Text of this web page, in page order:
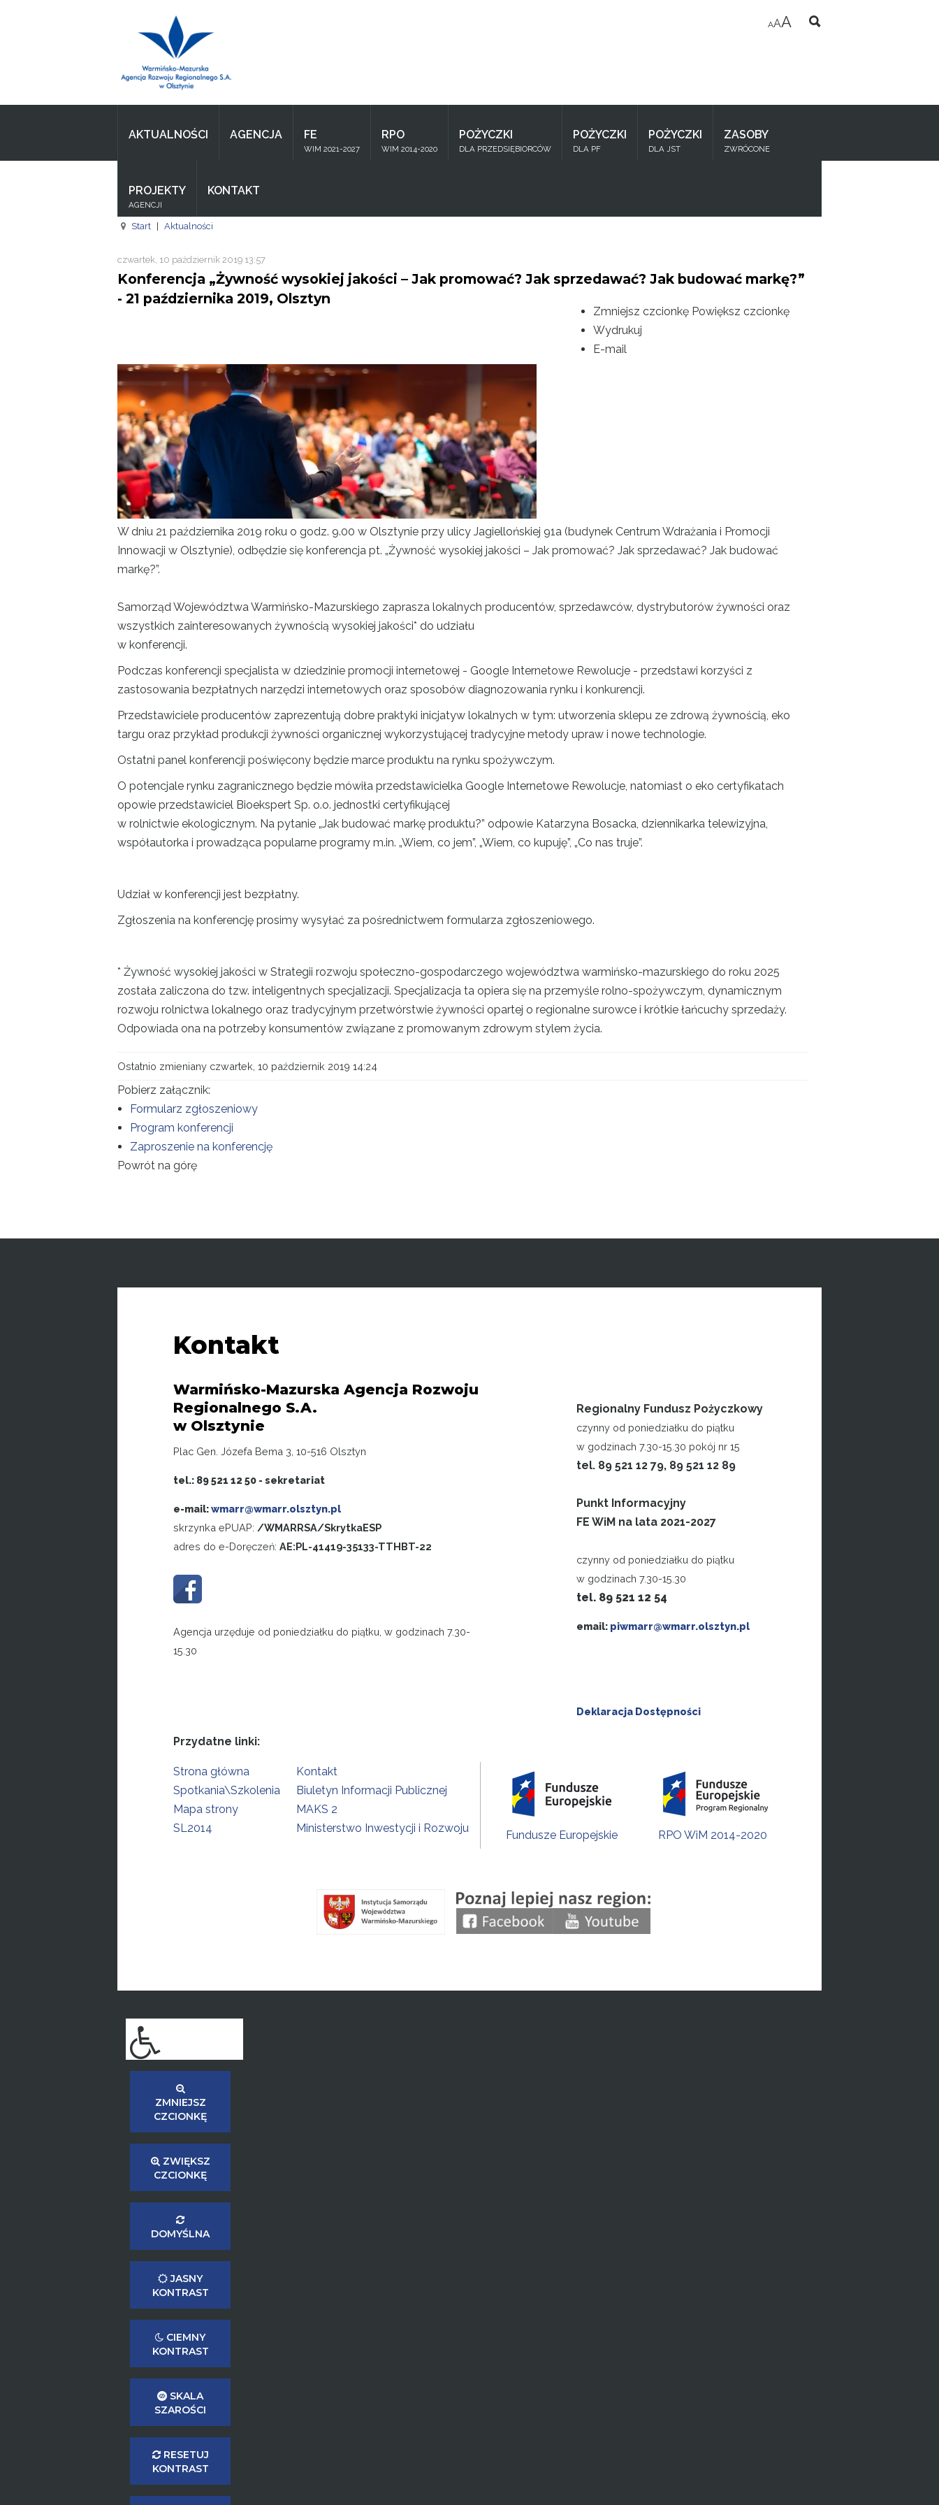
Aktualności
FE
Znajdźna stronie
Wpisz czego szukasz
AAA
AKTUALNOŚCI AGENCJA FE
WIM 2021-2027
RPO
WIM 2014-2020
POŻYCZKI
DLA PRZEDSIĘBIORCÓW
POŻYCZKI
DLA PF
POŻYCZKI
DLA JST
ZASOBY
ZWRÓCONE
PROJEKTY
AGENCJI
KONTAKT
Start Aktualności
czwartek, 10 październik 2019 13:57
Konferencja „Żywność wysokiej jakości – Jak promować? Jak sprzedawać? Jak budować markę?”
- 21 października 2019, Olsztyn
Zmniejsz czcionkę Powiększ czcionkę
Wydrukuj
E-mail
W dniu 21 października 2019 roku o godz. 9.00 w Olsztynie przy ulicy Jagiellońskiej 91a (budynek Centrum Wdrażania i Promocji
Innowacji w Olsztynie), odbędzie się konferencja pt. „Żywność wysokiej jakości – Jak promować? Jak sprzedawać? Jak budować
markę?”.
Samorząd Województwa Warmińsko-Mazurskiego zaprasza lokalnych producentów, sprzedawców, dystrybutorów żywności oraz
wszystkich zainteresowanych żywnością wysokiej jakości* do udziału
w konferencji.
Podczas konferencji specjalista w dziedzinie promocji internetowej - Google Internetowe Rewolucje - przedstawi korzyści z
zastosowania bezpłatnych narzędzi internetowych oraz sposobów diagnozowania rynku i konkurencji.
Przedstawiciele producentów zaprezentują dobre praktyki inicjatyw lokalnych w tym: utworzenia sklepu ze zdrową żywnością, eko
targu oraz przykład produkcji żywności organicznej wykorzystującej tradycyjne metody upraw i nowe technologie.
Ostatni panel konferencji poświęcony będzie marce produktu na rynku spożywczym.
O potencjale rynku zagranicznego będzie mówiła przedstawicielka Google Internetowe Rewolucje, natomiast o eko certyfikatach
opowie przedstawiciel Bioekspert Sp. o.o. jednostki certyfikującej
w rolnictwie ekologicznym. Na pytanie „Jak budować markę produktu?” odpowie Katarzyna Bosacka, dziennikarka telewizyjna,
współautorka i prowadząca popularne programy m.in. „Wiem, co jem”, „Wiem, co kupuję”, „Co nas truje”.
Udział w konferencji jest bezpłatny.
Zgłoszenia na konferencję prosimy wysyłać za pośrednictwem formularza zgłoszeniowego.
* Żywność wysokiej jakości w Strategii rozwoju społeczno-gospodarczego województwa warmińsko-mazurskiego do roku 2025
została zaliczona do tzw. inteligentnych specjalizacji. Specjalizacja ta opiera się na przemyśle rolno-spożywczym, dynamicznym
rozwoju rolnictwa lokalnego oraz tradycyjnym przetwórstwie żywności opartej o regionalne surowce i krótkie łańcuchy sprzedaży.
Odpowiada ona na potrzeby konsumentów związane z promowanym zdrowym stylem życia.
Ostatnio zmieniany czwartek, 10 październik 2019 14:24
Pobierz załącznik:
Formularz zgłoszeniowy
Program konferencji
Zaproszenie na konferencję
Powrót na górę
Kontakt
Warmińsko-Mazurska Agencja Rozwoju
Regionalnego S.A.
w Olsztynie
Plac Gen. Józefa Bema 3, 10-516 Olsztyn
tel.: 89 521 12 50 - sekretariat
e-mail:wmarr@wmarr.olsztyn.pl
skrzynka ePUAP: /WMARRSA/SkrytkaESP
adres do e-Doręczeń: AE:PL-41419-35133-TTHBT-22
Agencja urzęduje od poniedziałku do piątku, w godzinach 7.30-
15.30
Regionalny Fundusz Pożyczkowy
czynny od poniedziałku do piątku
w godzinach 7.30-15.30 pokój nr 15
tel. 89 521 12 79, 89 521 12 89
Punkt Informacyjny
FE WiM na lata 2021-2027
czynny od poniedziałku do piątku
w godzinach 7.30-15.30
tel. 89 521 12 54
email: piwmarr@wmarr.olsztyn.pl
Deklaracja Dostępności
Przydatne linki:
Strona główna
Spotkania\Szkolenia
Mapa strony
SL2014
Kontakt
Biuletyn Informacji Publicznej
MAKS 2
Ministerstwo Inwestycji i Rozwoju
Fundusze Europejskie RPO WiM 2014-2020
ZMNIEJSZ
CZCIONKĘ
ZWIĘKSZ
CZCIONKĘ
DOMYŚLNA
JASNY
KONTRAST
CIEMNY
KONTRAST
SKALA
SZAROŚCI
RESETUJ
KONTRAST